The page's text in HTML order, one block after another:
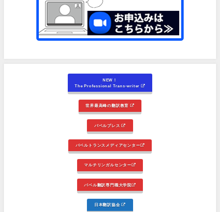
NEW！
The Professional Trans-writer
世界最高峰の翻訳教育
バベルプレス
バベルトランスメディアセンター
マルチリンガルセンター
バベル翻訳専門職大学院
日本翻訳協会